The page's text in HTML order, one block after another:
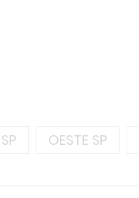
OESTE SP